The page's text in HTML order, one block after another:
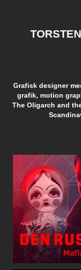
Grafisk designer
grafik, motion
The Oligarch and
Grafisk designer
grafik, motion
The Oligarch and